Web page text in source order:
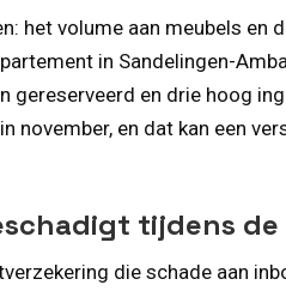
het volume aan meubels
in Sandelingen-
en drie hoog
november, en dat kan een
tijdens
die schade aan